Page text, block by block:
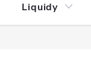
Liquidy